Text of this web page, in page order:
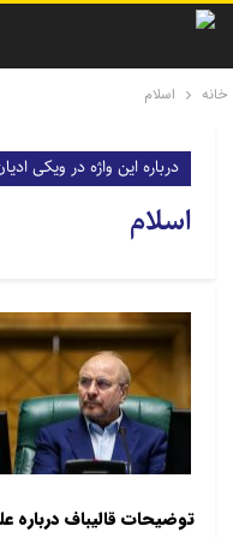
خانه اسلام
درباره این واژه در ویکی
اسلام
توضیحات قالیباف